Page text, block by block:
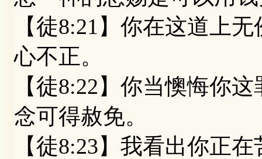
【徒8:21】你在这道上
心不正。
【徒8:22】你当懊悔你
念可得赦免。
【徒8:23】我看出你正